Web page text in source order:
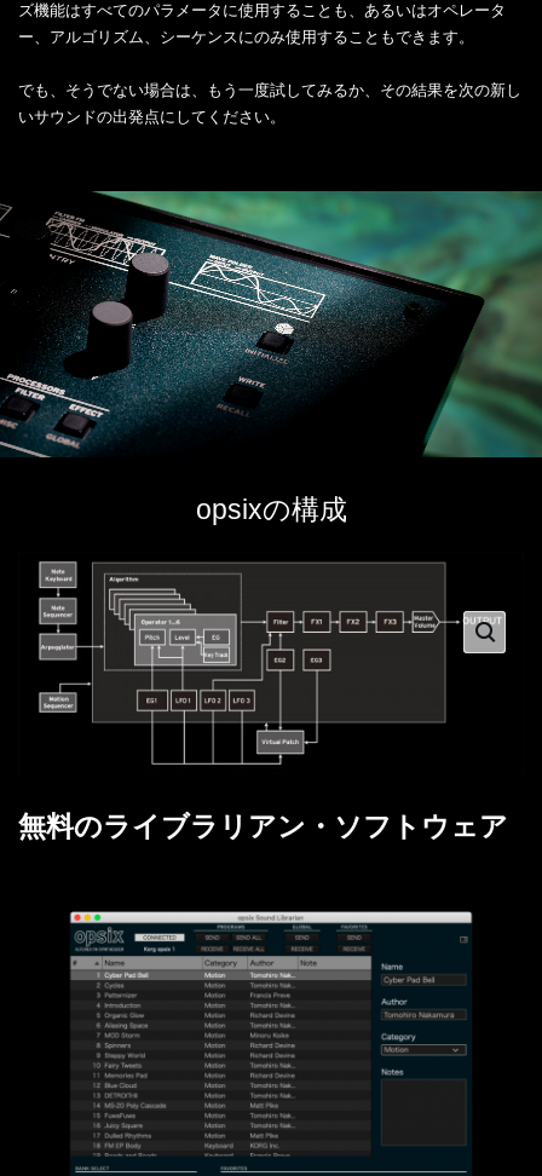
ズ機能はすべてのパラメータに使用することも、あるいはオペレータ
ー、アルゴリズム、シーケンスにのみ使用することもできます。
でも、そうでない場合は、もう一度試してみるか、その結果を次の新し
いサウンドの出発点にしてください。
opsixの構成
無料のライブラリアン・ソフトウェア